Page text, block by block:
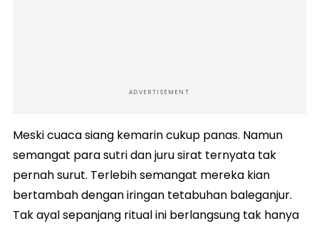
ADVERTISEMENT
Meski cuaca siang kemarin cukup panas. Namun
semangat para sutri dan juru sirat ternyata tak
pernah surut. Terlebih semangat mereka kian
bertambah dengan iringan tetabuhan baleganjur.
Tak ayal sepanjang ritual ini berlangsung tak hanya